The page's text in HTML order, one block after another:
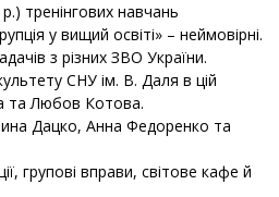
тренінгових навчань
у вищий освіті» – неймовірні.
з різних ЗВО України.
СНУ ім. В. Даля в цій
та Любов Котова.
Дацко, Анна Федоренко та
групові вправи, світове кафе й